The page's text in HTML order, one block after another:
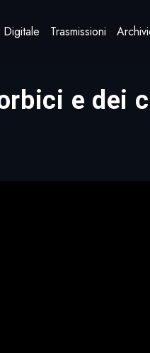
Digitale Trasmissioni
e dei